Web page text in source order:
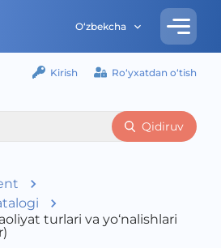
O‘zbekcha
Kirish Ro‘yxatdan o‘tish
Qidiruv
turlari va yo‘nalishlari